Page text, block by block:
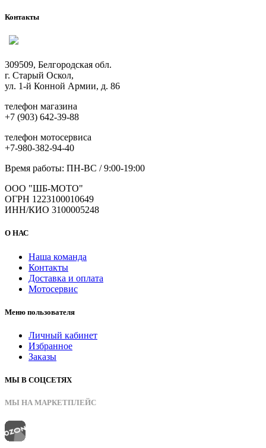
на
товара.
Контакты
309509, Белгородская обл.
г. Старый Оскол,
ул. 1-й Конной Армии, д. 86
телефон магазина
+7 (903) 642-39-88
телефон мотосервиса
+7-980-382-94-40
Время работы: ПН-ВС / 9:00-19:00
ООО "ШБ-МОТО"
ОГРН 1223100010649
ИНН/КИО 3100005248
О НАС
Наша команда
Контакты
Доставка и оплата
Мотосервис
Меню пользователя
Личный кабинет
Избранное
Заказы
МЫ В СОЦСЕТЯХ
МЫ НА МАРКЕТПЛЕЙС